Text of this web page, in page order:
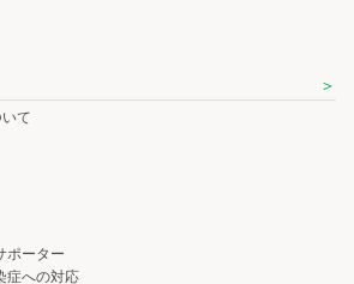
て
ポーター
症への対応